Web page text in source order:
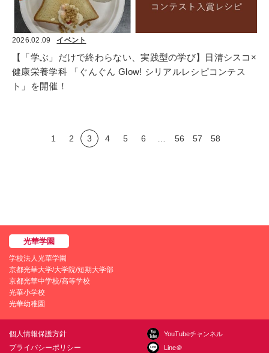
2026.02.09 イベント
【「学ぶ」だけで終わらない、実践型の学び】日清シスコ×
健康栄養学科 「ぐんぐん Glow! シリアルレシピコンテス
ト」を開催！
1 2 3 4 5 6 56 57 58
学校法人光華学園
京都光華大学/大学院/短期大学部
京都光華中学校/高等学校
光華小学校
光華幼稚園
個人情報保護方針
プライバシーポリシー
YouTubeチャンネル
Line＠